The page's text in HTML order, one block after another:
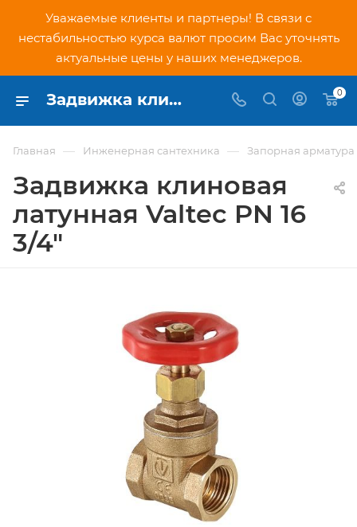
Уважаемые клиенты и партнеры! В связи с
нестабильностью курса валют просим Вас уточнять
актуальные цены у наших менеджеров.
Задвижка клиновая латунная Valtec PN 16 3/4" - купить по низкой цене в Москве, интернет-магазин PNDtech.ru 0
Главная — Инженерная сантехника — Запорная арматура
Задвижка клиновая
латунная Valtec PN 16
3/4"